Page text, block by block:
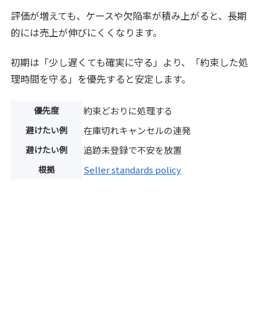
評価が増えても、ケースや欠陥率が積み上がると、長期
的には売上が伸びにくくなります。
初期は「少し遅くても確実に守る」より、「約束した処
理時間を守る」を優先すると安定します。
優先度 約束どおりに処理する
避けたい例 在庫切れキャンセルの連発
避けたい例 追跡未登録で不安を放置
根拠 Seller standards policy